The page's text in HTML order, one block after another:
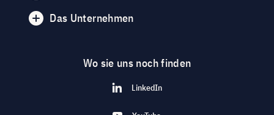
Das Unternehmen
Wo sie uns noch finden
LinkedIn